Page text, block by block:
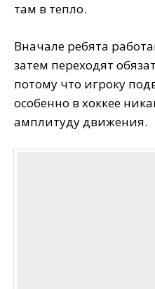
там в тепло.
Вначале ребята
затем переходят
потому что игроку
особенно в хоккее
амплитуду движения.